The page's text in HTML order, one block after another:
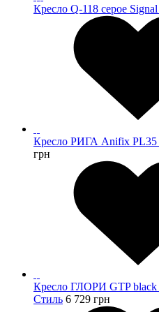
Кресло Q-118 серое
Кресло РИГА Anifix
грн
Кресло ГЛОРИ GTP
Стиль 6 729 грн